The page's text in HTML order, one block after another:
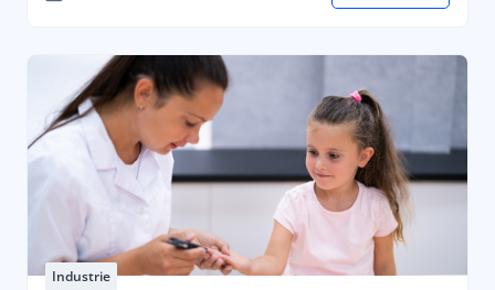
Industrie